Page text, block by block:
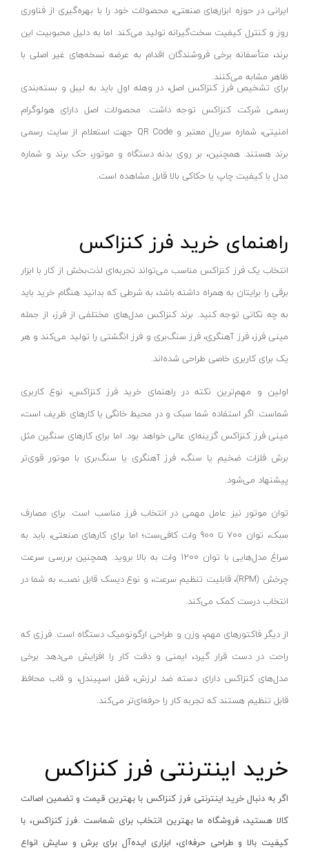
دستگاه سوراخ کن
دستگاه تسمه کش
ماشین‌آلات درب و پنجره upvc
پولی کش و بلبرینگ کش
قاپک (شیشه گیر)
ابزار برش کاشی و سرامیک
میز صلیبی-سینوسی
تراز لیزری
بادسنج
پایه میکرومتر
چرخ متر
رفرنس یاب
شابلون اندازه گیری
ضخامت سنج
گوشه یاب و مرکز یاب
گیج جوشکاری
میکرومتر
بروسکوپ ( آندوسکوپ )
پایه و متعلقات
شمارشگر دیجیتال
عمق سنج
گیج رزوه برونرو
نیروسنج
دماسنج لیزری دیجیتال
سختی سنج و پایه
شیب سنج و زاویه سنج
عینک ذره بینی
آمیسا- AMISA
مارکه- MARKEH
گوانگلو- GUANGLU
وندا- VANDA
لدمن- LEDMAN
ایمکس
بکس - BEX
پی جی تی
پاکسال - PAKSAL
اس پی _ SP
وینر_WINNER
ایران گرولایت - Iran Growlight
گلدن گیت-GODEN-GATE
سنس-SENS
شیوا امواج-Shivaamvaj
میکرو مکس-Micro max
دورمن اسمیت-Dorman smit
شمس- SHAMS
بایا-baya
خراسان افشار نژاد-khorasan afshar nejad
سپهر - sepehr
واکو - vako
مهر-MEHR
ویوارکس-VIVAREX
پاور-POWER
ایرانی در حوزه ابزارهای صنعتی، محصولات خود را با بهره‌گیری از فناوری
روز و کنترل کیفیت سخت‌گیرانه تولید می‌کند. اما به دلیل محبوبیت این
برند، متأسفانه برخی فروشندگان اقدام به عرضه نسخه‌های غیر اصلی با
ظاهر مشابه می‌کنند.
برای تشخیص فرز کنزاکس اصل، در وهله اول باید به لیبل و بسته‌بندی
رسمی شرکت کنزاکس توجه داشت. محصولات اصل دارای هولوگرام
امنیتی، شماره سریال معتبر و QR Code جهت استعلام از سایت رسمی
برند هستند. همچنین، بر روی بدنه دستگاه و موتور، حک برند و شماره
مدل با کیفیت چاپ یا حکاکی بالا قابل مشاهده است.
راهنمای خرید فرز کنزاکس
انتخاب یک فرز کنزاکس مناسب می‌تواند تجربه‌ای لذت‌بخش از کار با ابزار
برقی را برایتان به همراه داشته باشد، به شرطی که بدانید هنگام خرید باید
به چه نکاتی توجه کنید. برند کنزاکس مدل‌های مختلفی از فرز، از جمله
مینی فرز، فرز آهنگری، فرز سنگ‌بری و فرز انگشتی را تولید می‌کند و هر
یک برای کاربری خاصی طراحی شده‌اند.
اولین و مهم‌ترین نکته در راهنمای خرید فرز کنزاکس، نوع کاربری
شماست. اگر استفاده شما سبک و در محیط خانگی یا کارهای ظریف است،
مینی فرز کنزاکس گزینه‌ای عالی خواهد بود. اما برای کارهای سنگین مثل
برش فلزات ضخیم یا سنگ، فرز آهنگری یا سنگ‌بری با موتور قوی‌تر
پیشنهاد می‌شود.
توان موتور نیز عامل مهمی در انتخاب فرز مناسب است. برای مصارف
سبک، توان 700 تا 900 وات کافی‌ست؛ اما برای کارهای صنعتی، باید به
سراغ مدل‌هایی با توان 1200 وات به بالا بروید. همچنین بررسی سرعت
چرخش (RPM)، قابلیت تنظیم سرعت، و نوع دیسک قابل نصب، به شما در
انتخاب درست کمک می‌کند.
از دیگر فاکتورهای مهم، وزن و طراحی ارگونومیک دستگاه است. فرزی که
راحت در دست قرار گیرد، ایمنی و دقت کار را افزایش می‌دهد. برخی
مدل‌های کنزاکس دارای دسته ضد لرزش، قفل اسپیندل، و قاب محافظ
قابل تنظیم هستند که تجربه کار را حرفه‌ای‌تر می‌کند.
خرید اینترنتی فرز کنزاکس
اگر به دنبال خرید اینترنتی فرز کنزاکس با بهترین قیمت و تضمین اصالت
کالا هستید، فروشگاه ما بهترین انتخاب برای شماست .فرز کنزاکس، با
کیفیت بالا و طراحی حرفه‌ای، ابزاری ایده‌آل برای برش و سایش انواع